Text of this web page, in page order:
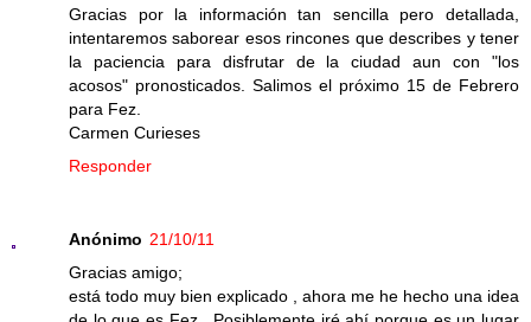
Gracias por la información tan sencilla pero detallada,
intentaremos saborear esos rincones que describes y tener
la paciencia para disfrutar de la ciudad aun con "los
acosos" pronosticados. Salimos el próximo 15 de Febrero
para Fez.
Carmen Curieses
Responder
Anónimo 21/10/11
Gracias amigo;
está todo muy bien explicado , ahora me he hecho una idea